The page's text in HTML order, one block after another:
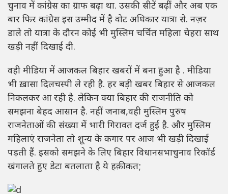
चुनाव में कांग्रेस का ग्राफ बढ़ा था. उसकी सीटें बढ़ीं और अब एक
बार फिर कांग्रेस इस उम्मीद में है वोट अधिकार यात्रा से. नज़र
डाले तो यात्रा के दौरन कोई भी मुस्लिम चर्चित महिला चेहरा साथ
खड़ी नहीं दिखाई दी.
वही मीडिया में आजकल बिहार खबरों में बना हुआ है . मीडिया
भी ख़ासा दिलचस्पी ले रही है. हर बड़ी खबर बिहार से आजकल
निकलकर आ रही है. लेकिन क्या बिहार की राजनीति को
समझना बेहद आसान है. नहीं जनाब,वही मुस्लिम पुरुष
राजनेताओं की संख्या में भारी गिरावत दर्ज हुई है. और मुस्लिम
महिलाएं राजनेता तो शून्य के कगार पर आज भी खड़ी दिखाई
पड़ती हैं. इसको समझने के लिए बिहार विधानसभाचुनाव रिकॉर्ड
खंगालते हुए डेटा बतलाता है ये हक़ीक़त;